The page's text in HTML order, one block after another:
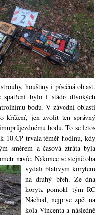
houštiny i písečná oblast.
bylo i stádo divokých
bodu. V závodní oblasti
křížení, jen zvolit ten správný
průjezdnému bodu. To se letos
10.CP trvala téměř hodinu, kdy
směrem a časová ztráta byla
navíc. Nakonec se stejně oba
vydali blátivým korytem
na druhý břeh. Ze dna
koryta pomohl tým RC
Náchod, nejprve zpět na
kola Vincenta a následně